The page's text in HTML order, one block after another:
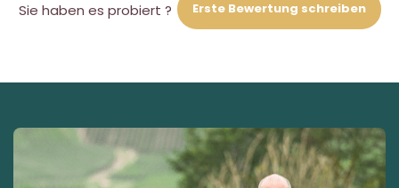
Sie haben es probiert ? Erste Bewertung schreiben